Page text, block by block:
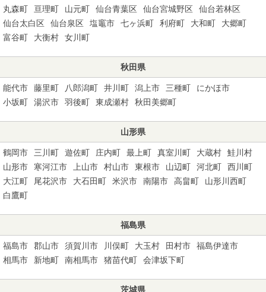
丸森町
亘理町 山元町 仙台青葉区 仙台宮城野区
仙台若林区
仙台太白区
仙台泉区 塩竈市 七ヶ浜町 利府町 大和町
大郷町
富谷町
大衡村 女川町
秋田県
能代市 藤里町 八郎潟町 井川町 潟上市 三種町
にかほ市
小坂町
湯沢市 羽後町 東成瀬村 秋田美郷町
山形県
鶴岡市 三川町 遊佐町 庄内町 最上町 真室川町 大蔵村
鮭川村
山形市
寒河江市 上山市 村山市 東根市 山辺町 河北町
西川町
大江町
尾花沢市 大石田町 米沢市 南陽市 高畠町
山形川西町
白鷹町
福島県
福島市 郡山市 須賀川市 川俣町 大玉村 田村市
福島伊達市
相馬市
新地町 南相馬市 猪苗代町 会津坂下町
茨城県